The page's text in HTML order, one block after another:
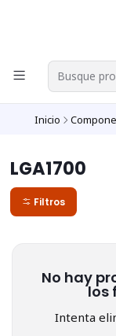
Inicio
LGA1700
Filtros
No hay
los
Intenta